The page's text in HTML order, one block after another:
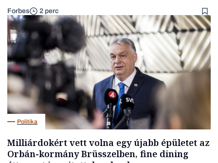
Forbes 2 perc
Politika
Milliárdokért vett volna egy újabb épületet az
Orbán-kormány Brüsszelben, fine dining